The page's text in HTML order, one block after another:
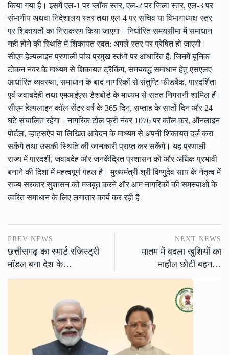
किया गया है। इसमें एल-1 पर ब्लॉक स्तर, एल-2 पर जिला स्तर, एल-3 पर
संभागीय अथवा निदेशालय स्तर तथा एल-4 पर सचिव या विभागाध्यक्ष स्तर
पर शिकायतों का निराकरण किया जाएगा। निर्धारित समयसीमा में समाधान
नहीं होने की स्थिति में शिकायत स्वत: अगले स्तर पर प्रेषित हो जाएगी।
सीएम हेल्पलाइन प्रणाली पांच प्रमुख स्तंभों पर आधारित है, जिनमें यूनिक
टोकन नंबर के माध्यम से शिकायत ट्रैकिंग, समयबद्ध समाधान हेतु एसएलए
आधारित व्यवस्था, समाधान के बाद नागरिकों से संतुष्टि फीडबैक, पारदर्शिता
एवं जवाबदेही तथा एमआईएस डैशबोर्ड के माध्यम से सतत निगरानी शामिल हैं।
सीएम हेल्पलाइन कॉल सेंटर वर्ष के 365 दिन, सप्ताह के सातों दिन और 24
घंटे संचालित रहेगा। नागरिक टोल फ्री नंबर 1076 पर कॉल कर, ऑनलाइन
पोर्टल, व्हाट्सऐप या लिखित आवेदन के माध्यम से अपनी शिकायत दर्ज करा
सकेंगे तथा उसकी स्थिति की जानकारी प्राप्त कर सकेंगे। यह प्रणाली
राज्य में पारदर्शी, जवाबदेह और जनकेंद्रित प्रशासन को और अधिक प्रभावी
बनाने की दिशा में महत्वपूर्ण पहल है। मुख्यमंत्री श्री विष्णुदेव साय के नेतृत्व में
राज्य सरकार सुशासन को मजबूत करने और आम नागरिकों की समस्याओं के
त्वरित समाधान के लिए लगातार कार्य कर रही है।
PREV NEWS
छत्तीसगढ़ का स्मार्ट रजिस्ट्री
मॉडल बना देश के…
NEXT NEWS
मातम में बदला खुशियों का
माहौल छोटी बहन…